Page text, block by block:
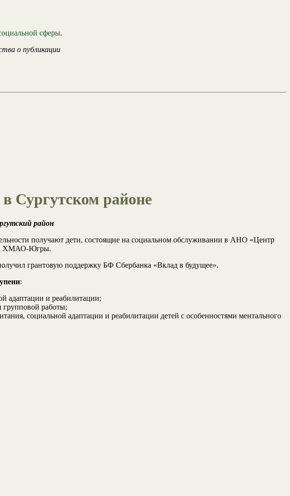
сферы.
о публикации
Сургутском районе
район
получают дети, состоящие на социальном обслуживании в АНО «Центр
ХМАО-Югры.
грантовую поддержку БФ Сбербанка «Вклад в будущее».
:
адаптации и реабилитации;
групповой работы;
социальной адаптации и реабилитации детей с особенностями ментального